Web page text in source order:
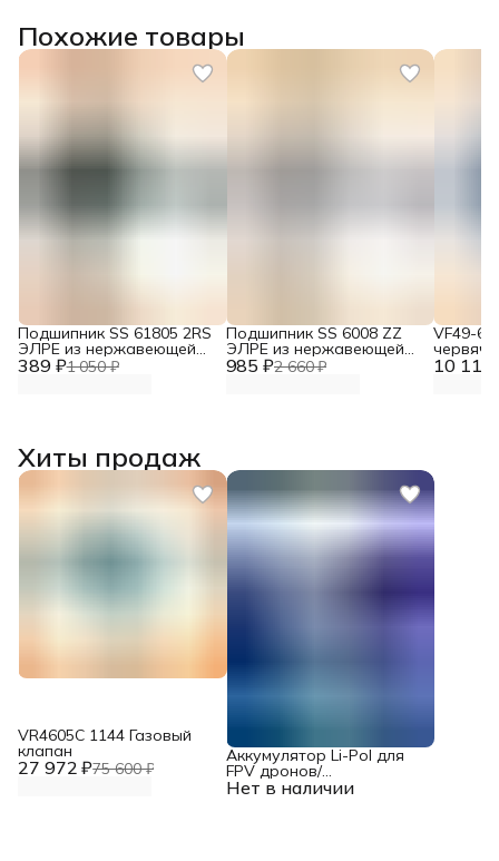
Похожие товары
389 ₽1 050 ₽
Подшипник SS 61805 2RS
ЭЛРЕ из нержавеющей
стали 985 ₽2 660 ₽
Подшипник SS 6008 ZZ
ЭЛРЕ из нержавеющей
стали 10 119
VF49-
Хиты продаж
27 972 ₽75 600 ₽
VR4605С 1144 Газовый
клапан
Нет в наличии
Аккумулятор Li-Pol для
FPV дронов/
квадрокоптеров 23,1 В,